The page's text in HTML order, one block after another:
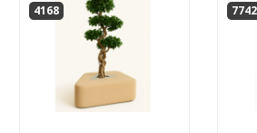
4168 7742